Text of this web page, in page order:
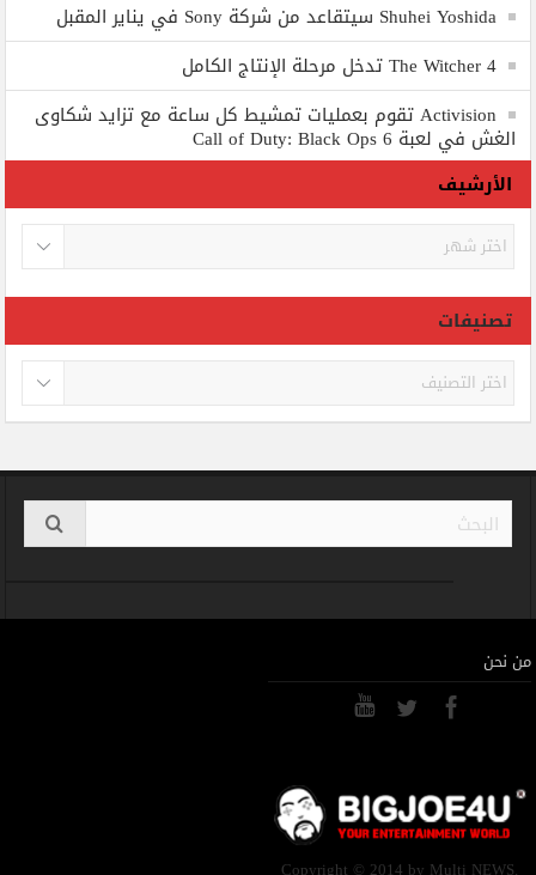
Shuhei Yoshida سيتقاعد من شركة Sony في يناير المقبل
The Witcher 4 تدخل مرحلة الإنتاج الكامل
Activision تقوم بعمليات تمشيط كل ساعة مع تزايد شكاوى
الغش في لعبة Call of Duty: Black Ops 6
الأرشيف
الأرشيف
تصنيفات
تصنيفات
من نحن